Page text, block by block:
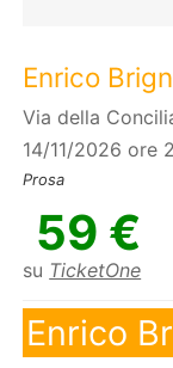
Enrico
Via della
14/11/2026 ore
Prosa
59 €
su TicketOne
Enrico